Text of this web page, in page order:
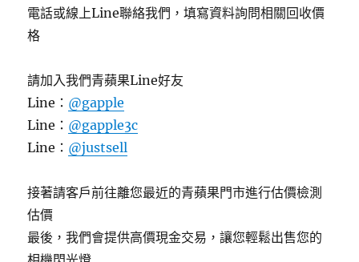
電話或線上Line聯絡我們，填寫資料詢問相關回收價
格
請加入我們青蘋果Line好友
Line： @gapple
Line： @gapple3c
Line： @justsell
接著請客戶前往離您最近的青蘋果門市進行估價檢測
估價
最後，我們會提供高價現金交易，讓您輕鬆出售您的